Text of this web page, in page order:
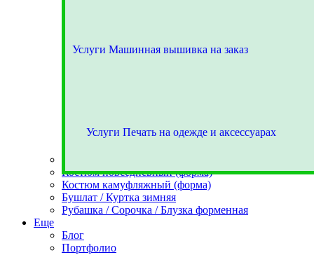
Услуги Машинная вышивка на заказ
Услуги Печать на одежде и аксессуарах
Костюм повседневный (форма)
Костюм камуфляжный (форма)
Бушлат / Куртка зимняя
Рубашка / Сорочка / Блузка форменная
Еще
Блог
Портфолио